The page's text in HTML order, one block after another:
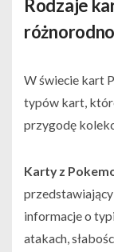
Rodzaje
W świecie kart
typów kart,
przygodę
Karty z
informacje o
atakach,